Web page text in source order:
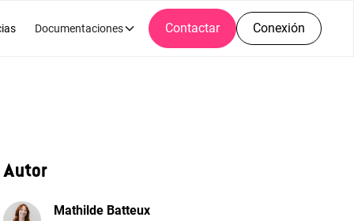
Documentaciones Contactar Conexión
Autor
Mathilde Batteux